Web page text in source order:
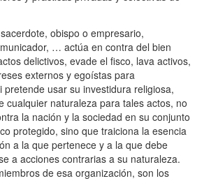
obispo o empresario,
… actúa en contra del bien
delictivos, evade el fisco, lava activos,
externos y egoístas para
pretende usar su investidura religiosa,
cualquier naturaleza para tales actos, no
la nación y la sociedad en su conjunto
protegido, sino que traiciona la esencia
a la que pertenece y a la que debe
a acciones contrarias a su naturaleza.
de esa organización, son los